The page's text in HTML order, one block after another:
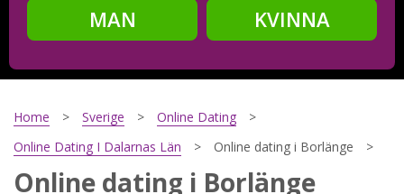
MAN
KVINNA
Steg2
Home Sverige
Online Dating
Online Dating I Dalarnas Län
Online dating i Borlänge
Online dating i Borlänge